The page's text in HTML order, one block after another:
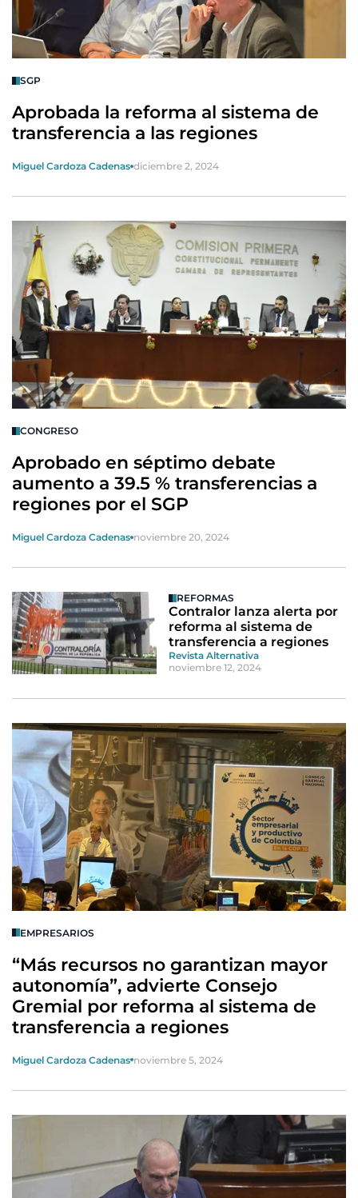
SGP
Aprobada la reforma al sistema de
transferencia a las regiones
Miguel Cardoza Cadenas diciembre 2, 2024
CONGRESO
Aprobado en séptimo debate
aumento a 39.5 % transferencias a
regiones por el SGP
Miguel Cardoza Cadenas noviembre 20, 2024
REFORMAS
Contralor lanza alerta por
reforma al sistema de
transferencia a regiones
Revista Alternativa
noviembre 12, 2024
EMPRESARIOS
“Más recursos no garantizan mayor
autonomía”, advierte Consejo
Gremial por reforma al sistema de
transferencia a regiones
Miguel Cardoza Cadenas noviembre 5, 2024